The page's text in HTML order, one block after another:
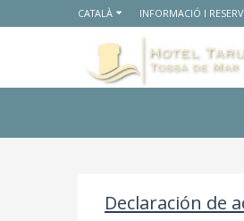
CATALÀ INFORMACIÓ I
Declaración de